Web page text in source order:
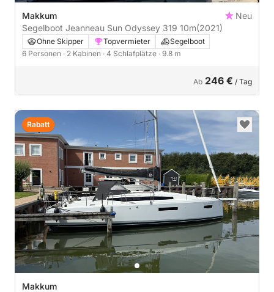
Makkum
Neu
Segelboot Jeanneau Sun Odyssey 319 10m(2021)
Ohne Skipper Topvermieter
Segelboot
6 Personen · 2 Kabinen · 4 Schlafplätze · 9.8 m
Ab 246 € / Tag
Makkum
Rabatt